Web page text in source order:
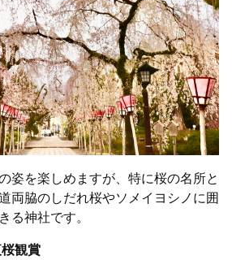
姿を楽しめますが、特に桜の名所と
両脇のしだれ桜やソメイヨシノに囲
る神社です。
観賞